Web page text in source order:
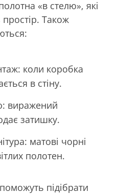
«в стелю», які
простір. Також
коли коробка
в стіну.
виражений
затишку.
матові чорні
полотен.
підібрати